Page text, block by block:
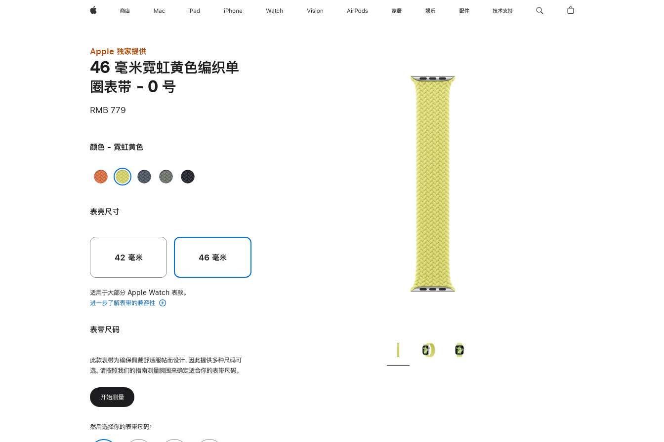
Apple 商店 Mac iPad iPhone Watch Vision AirPods 家居 娱乐 配件 技术支持
Apple 独家提供
46 毫米霓虹黄色编织单
圈表带 - 0 号
RMB 779
颜色 - 霓虹黄色
姜
色
铁
灰
午
表壳尺寸
42 毫米 46 毫米
适用于大部分 Apple Watch 表款。
进一步了解表带的兼容性
表带尺码
此款表带为确保佩戴舒适服帖而设计，因此提供多种尺码可
选。请按照我们的指南测量腕围来确定适合你的表带尺码。
开始测量
然后选择你的表带尺码：